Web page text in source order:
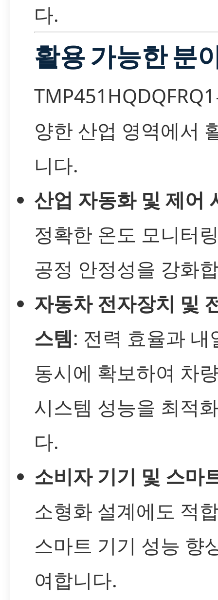
다.
활용 가능한 분
양한 산업 영역에서
니다.
산업 자동화 및 제어
정확한 온도 모니터
공정 안정성을 강화
자동차 전자장치 및
스템: 전력 효율과 내
동시에 확보하여 차
시스템 성능을 최적
다.
소비자 기기 및 스마
소형화 설계에도 적
스마트 기기 성능 향
여합니다.